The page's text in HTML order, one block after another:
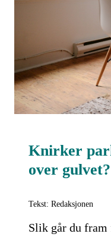
Knirker
over gulvet?
Tekst: Redaksjonen
Slik går du fram